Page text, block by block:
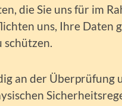
die Sie uns für im
uns, Ihre Daten
an der Überprüfung